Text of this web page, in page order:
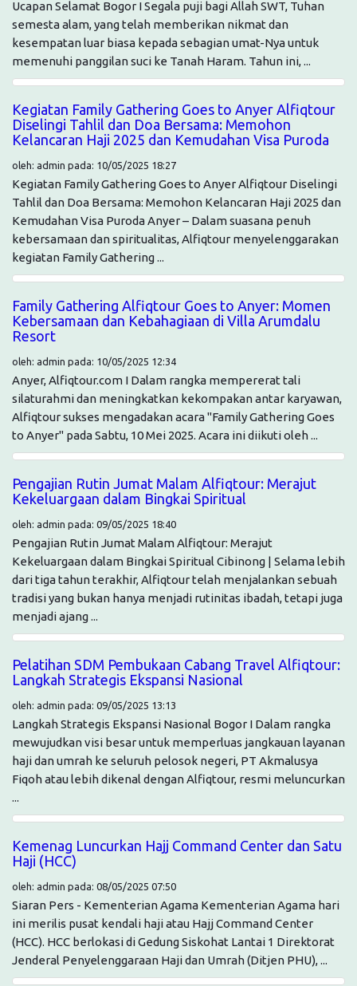
Ucapan Selamat Bogor I Segala puji bagi Allah SWT, Tuhan
semesta alam, yang telah memberikan nikmat dan
kesempatan luar biasa kepada sebagian umat-Nya untuk
memenuhi panggilan suci ke Tanah Haram. Tahun ini, ...
Kegiatan Family Gathering Goes to Anyer Alfiqtour
Diselingi Tahlil dan Doa Bersama: Memohon
Kelancaran Haji 2025 dan Kemudahan Visa Puroda
oleh: admin pada: 10/05/2025 18:27
Kegiatan Family Gathering Goes to Anyer Alfiqtour Diselingi
Tahlil dan Doa Bersama: Memohon Kelancaran Haji 2025 dan
Kemudahan Visa Puroda Anyer – Dalam suasana penuh
kebersamaan dan spiritualitas, Alfiqtour menyelenggarakan
kegiatan Family Gathering ...
Family Gathering Alfiqtour Goes to Anyer: Momen
Kebersamaan dan Kebahagiaan di Villa Arumdalu
Resort
oleh: admin pada: 10/05/2025 12:34
Anyer, Alfiqtour.com I Dalam rangka mempererat tali
silaturahmi dan meningkatkan kekompakan antar karyawan,
Alfiqtour sukses mengadakan acara "Family Gathering Goes
to Anyer" pada Sabtu, 10 Mei 2025. Acara ini diikuti oleh ...
Pengajian Rutin Jumat Malam Alfiqtour: Merajut
Kekeluargaan dalam Bingkai Spiritual
oleh: admin pada: 09/05/2025 18:40
Pengajian Rutin Jumat Malam Alfiqtour: Merajut
Kekeluargaan dalam Bingkai Spiritual Cibinong | Selama lebih
dari tiga tahun terakhir, Alfiqtour telah menjalankan sebuah
tradisi yang bukan hanya menjadi rutinitas ibadah, tetapi juga
menjadi ajang ...
Pelatihan SDM Pembukaan Cabang Travel Alfiqtour:
Langkah Strategis Ekspansi Nasional
oleh: admin pada: 09/05/2025 13:13
Langkah Strategis Ekspansi Nasional Bogor I Dalam rangka
mewujudkan visi besar untuk memperluas jangkauan layanan
haji dan umrah ke seluruh pelosok negeri, PT Akmalusya
Fiqoh atau lebih dikenal dengan Alfiqtour, resmi meluncurkan
...
Kemenag Luncurkan Hajj Command Center dan Satu
Haji (HCC)
oleh: admin pada: 08/05/2025 07:50
Siaran Pers - Kementerian Agama Kementerian Agama hari
ini merilis pusat kendali haji atau Hajj Command Center
(HCC). HCC berlokasi di Gedung Siskohat Lantai 1 Direktorat
Jenderal Penyelenggaraan Haji dan Umrah (Ditjen PHU), ...